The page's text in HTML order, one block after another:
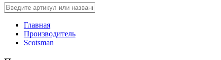
Главная
Производитель
Scotsman